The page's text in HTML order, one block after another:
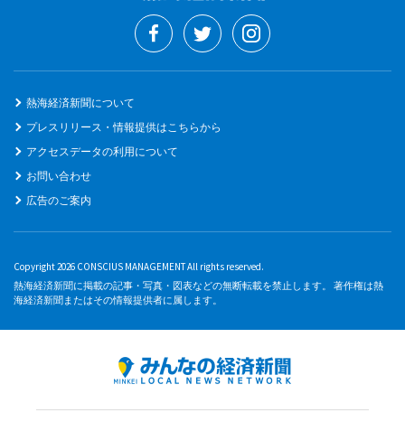
熱海経済新聞について
プレスリリース・情報提供はこちらから
アクセスデータの利用について
お問い合わせ
広告のご案内
Copyright 2026 CONSCIUS MANAGEMENT All rights reserved.
熱海経済新聞に掲載の記事・写真・図表などの無断転載を禁止します。 著作権は熱
海経済新聞またはその情報提供者に属します。